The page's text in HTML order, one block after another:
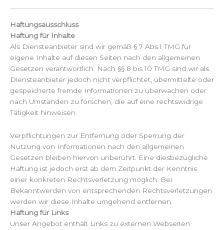
Haftungsausschluss
Haftung für Inhalte
Als Diensteanbieter sind wir gemäß § 7 Abs.1 TMG für
eigene Inhalte auf diesen Seiten nach den allgemeinen
Gesetzen verantwortlich. Nach §§ 8 bis 10 TMG sind wir als
Diensteanbieter jedoch nicht verpflichtet, übermittelte oder
gespeicherte fremde Informationen zu überwachen oder
nach Umständen zu forschen, die auf eine rechtswidrige
Tätigkeit hinweisen.
Verpflichtungen zur Entfernung oder Sperrung der
Nutzung von Informationen nach den allgemeinen
Gesetzen bleiben hiervon unberührt. Eine diesbezügliche
Haftung ist jedoch erst ab dem Zeitpunkt der Kenntnis
einer konkreten Rechtsverletzung möglich. Bei
Bekanntwerden von entsprechenden Rechtsverletzungen
werden wir diese Inhalte umgehend entfernen.
Haftung für Links
Unser Angebot enthält Links zu externen Webseiten